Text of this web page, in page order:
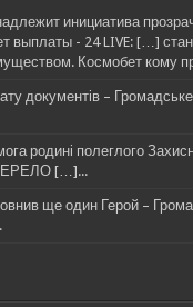
инициатива
выплаты - 24 LIVE: […]
Космобет кому
документів –
родині полеглого
[…]...
ще один Герой –